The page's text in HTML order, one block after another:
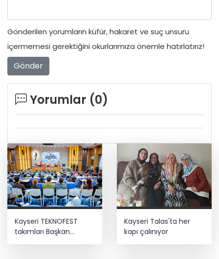
Gönderilen yorumların küfür, hakaret ve suç unsuru
içermemesi gerektiğini okurlarımıza önemle hatırlatırız!
Gönder
Yorumlar (0)
Kayseri TEKNOFEST
takımları Başkan
Büyükkılıç'la buluştu
Kayseri Talas'ta her
kapı çalınıyor